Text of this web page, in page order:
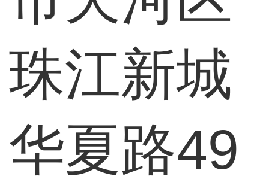
珠江新城
华夏路49